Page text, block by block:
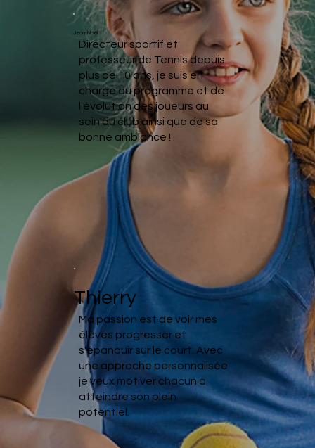
Jean-Noël
Directeur sportif et
professeur de Tennis depuis
plus de 10 ans, je suis en
charge du programme et de
l'évolution des joueurs au
sein du club ainsi que de sa
bonne ambiance !
Thierry
Ma passion est de voir mes
élèves progresser et
s'épanouir sur le court. Avec
une approche personnalisée
je veux motiver chacun à
atteindre son plein
potentiel.